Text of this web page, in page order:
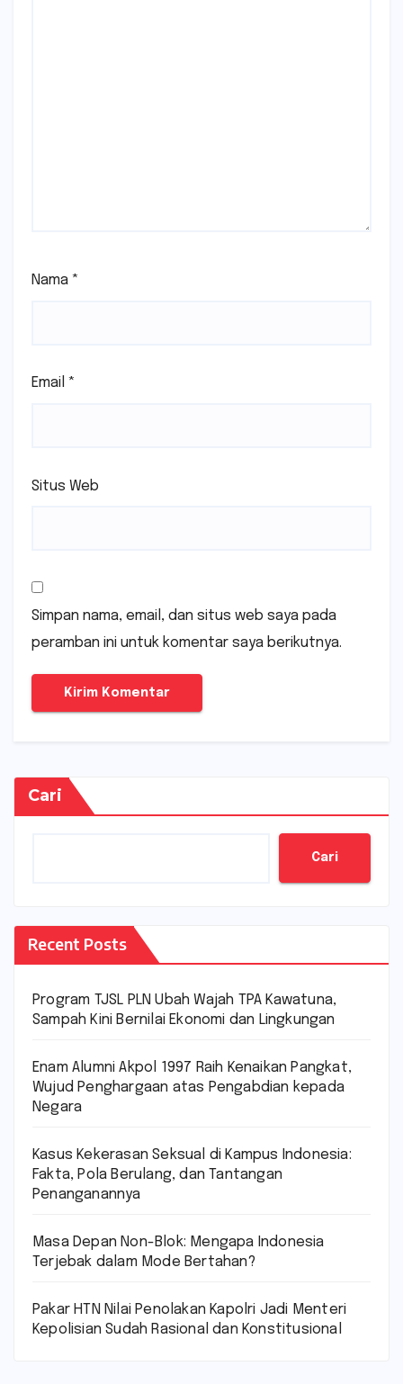
Nama *
Email *
Situs Web
Simpan nama, email, dan situs web saya pada
peramban ini untuk komentar saya berikutnya.
Cari
Cari
Recent Posts
Program TJSL PLN Ubah Wajah TPA Kawatuna,
Sampah Kini Bernilai Ekonomi dan Lingkungan
Enam Alumni Akpol 1997 Raih Kenaikan Pangkat,
Wujud Penghargaan atas Pengabdian kepada
Negara
Kasus Kekerasan Seksual di Kampus Indonesia:
Fakta, Pola Berulang, dan Tantangan
Penanganannya
Masa Depan Non-Blok: Mengapa Indonesia
Terjebak dalam Mode Bertahan?
Pakar HTN Nilai Penolakan Kapolri Jadi Menteri
Kepolisian Sudah Rasional dan Konstitusional